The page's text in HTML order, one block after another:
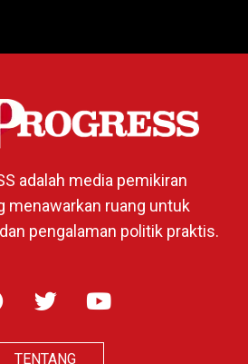
adalah media pemikiran
menawarkan ruang untuk
pengalaman politik praktis.
TENTANG